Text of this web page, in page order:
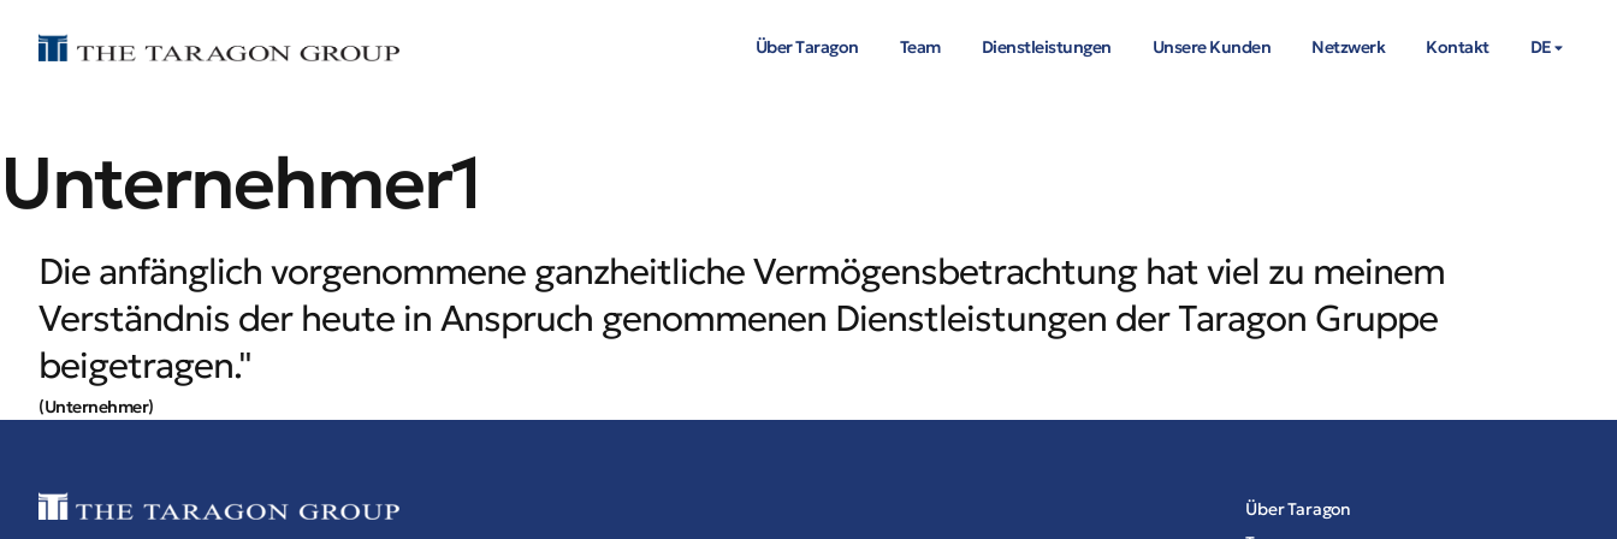
Über Taragon Team Dienstleistungen Unsere Kunden Netzwerk Kontakt DE
Unternehmer1
Die anfänglich vorgenommene ganzheitliche Vermögensbetrachtung hat viel zu meinem
Verständnis der heute in Anspruch genommenen Dienstleistungen der Taragon Gruppe
beigetragen."
(Unternehmer)
Über Taragon